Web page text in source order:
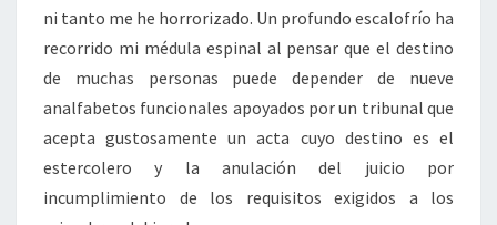
ni tanto me he horrorizado. Un profundo escalofrío ha
recorrido mi médula espinal al pensar que el destino
de muchas personas puede depender de nueve
analfabetos funcionales apoyados por un tribunal que
acepta gustosamente un acta cuyo destino es el
estercolero y la anulación del juicio por
incumplimiento de los requisitos exigidos a los